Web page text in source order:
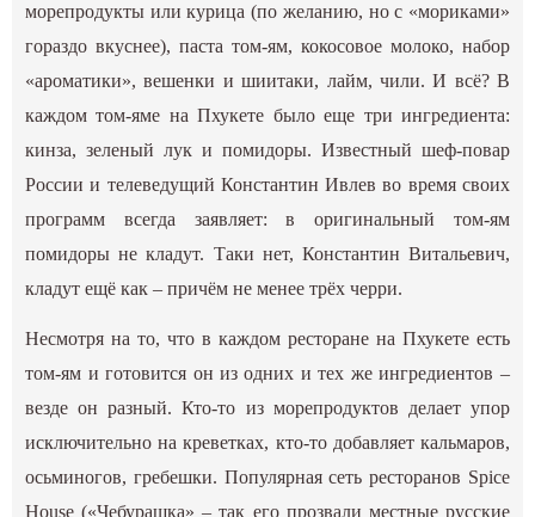
морепродукты или курица (по желанию, но с «мориками»
гораздо вкуснее), паста том-ям, кокосовое молоко, набор
«ароматики», вешенки и шиитаки, лайм, чили. И всё? В
каждом том-яме на Пхукете было еще три ингредиента:
кинза, зеленый лук и помидоры. Известный шеф-повар
России и телеведущий Константин Ивлев во время своих
программ всегда заявляет: в оригинальный том-ям
помидоры не кладут. Таки нет, Константин Витальевич,
кладут ещё как – причём не менее трёх черри.
Несмотря на то, что в каждом ресторане на Пхукете есть
том-ям и готовится он из одних и тех же ингредиентов –
везде он разный. Кто-то из морепродуктов делает упор
исключительно на креветках, кто-то добавляет кальмаров,
осьминогов, гребешки. Популярная сеть ресторанов Spice
House («Чебурашка» – так его прозвали местные русские